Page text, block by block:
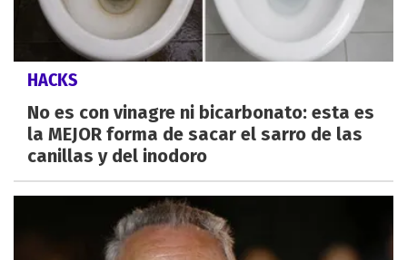
HACKS
No es con vinagre ni bicarbonato: esta es
la MEJOR forma de sacar el sarro de las
canillas y del inodoro